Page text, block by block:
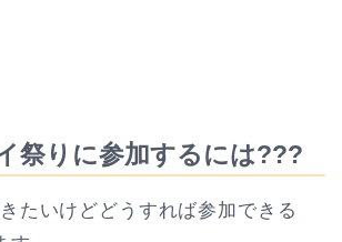
祭りに参加するには???
たいけどどうすれば参加できる